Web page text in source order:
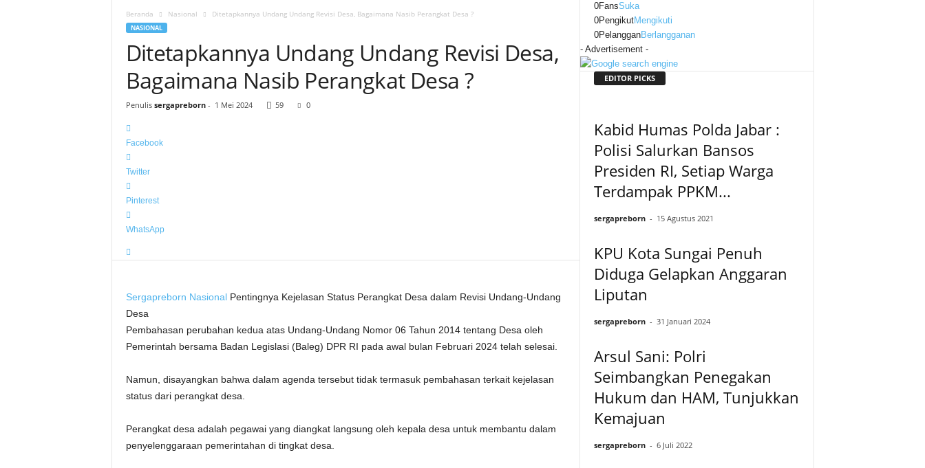
Beranda Nasional Ditetapkannya Undang Undang Revisi Desa, Bagaimana Nasib Perangkat Desa ?
NASIONAL
Ditetapkannya Undang Undang Revisi Desa,
Bagaimana Nasib Perangkat Desa ?
Penulis sergapreborn- 1 Mei 2024 59 0
Facebook
Twitter
Pinterest
WhatsApp
Sergapreborn NasionalPentingnya Kejelasan Status Perangkat Desa dalam Revisi Undang-Undang
Desa
Pembahasan perubahan kedua atas Undang-Undang Nomor 06 Tahun 2014 tentang Desa oleh
Pemerintah bersama Badan Legislasi (Baleg) DPR RI pada awal bulan Februari 2024 telah selesai.
Namun, disayangkan bahwa dalam agenda tersebut tidak termasuk pembahasan terkait kejelasan
status dari perangkat desa.
Perangkat desa adalah pegawai yang diangkat langsung oleh kepala desa untuk membantu dalam
penyelenggaraan pemerintahan di tingkat desa.
0FansSuka
0PengikutMengikuti
0PelangganBerlangganan
- Advertisement -
EDITOR PICKS
Kabid Humas Polda Jabar :
Polisi Salurkan Bansos
Presiden RI, Setiap Warga
Terdampak PPKM...
sergapreborn - 15 Agustus 2021
KPU Kota Sungai Penuh
Diduga Gelapkan Anggaran
Liputan
sergapreborn - 31 Januari 2024
Arsul Sani: Polri
Seimbangkan Penegakan
Hukum dan HAM, Tunjukkan
Kemajuan
sergapreborn - 6 Juli 2022